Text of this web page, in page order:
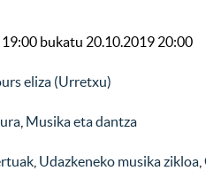
19:00 bukatu 20.10.2019 20:00
eliza (Urretxu)
Musika eta dantza
Udazkeneko musika zikloa